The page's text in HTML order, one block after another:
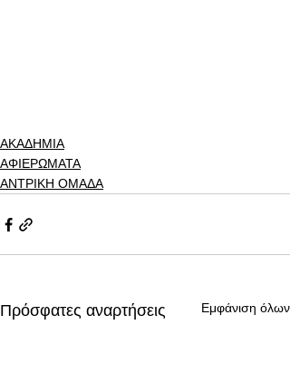
ΑΚΑΔΗΜΙΑ
ΑΦΙΕΡΩΜΑΤΑ
ΑΝΤΡΙΚΗ ΟΜΑΔΑ
Πρόσφατες αναρτήσεις Εμφάνιση όλων